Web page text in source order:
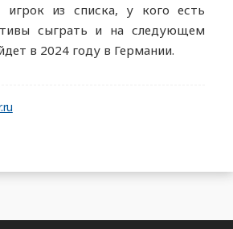
игрок из списка, у кого есть
сыграть и на следующем
в 2024 году в Германии.